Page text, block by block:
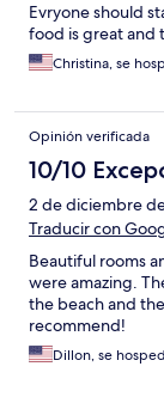
Evryone should
food is great and
Christina, se
Opinión verificada
10/10
2 de diciembre
Traducir con
Beautiful rooms
were amazing.
the beach and
recommend!
Dillon, se